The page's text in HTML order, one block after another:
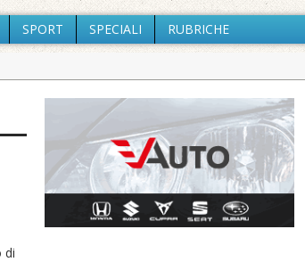
SPORT SPECIALI RUBRICHE
Il Comune: «Misura precauzionale e
di Santhià. La soddisfazione della Pro Loco
per la siccità estrema e gli incendi
di